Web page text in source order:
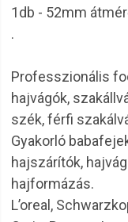
1db - 52mm
.
Professzionális
hajvágók,
szék, férfi
Gyakorló
hajszárítók,
hajformázás.
L’oreal,